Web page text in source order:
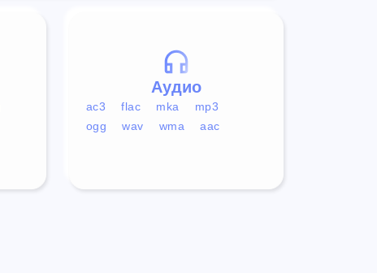
Аудио
ac3 flac mka
mp3
ogg
wav wma aac